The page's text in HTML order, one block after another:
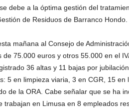
debe a la óptima gestión del
de Residuos de Barranco Hondo.
mañana al Consejo de
75.000 euros y otros 55.000 en el
36 altas y 11 bajas por
5 en limpieza viaria, 3 en CGR, 15 en
de la ORA. Cabe señalar que se ha
trabajan en Limusa en 8 empleados